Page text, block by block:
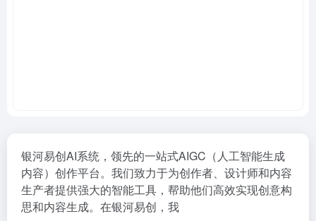
银河易创AI系统，领先的一站式AIGC（人工智能生成
内容）创作平台。我们致力于为创作者、设计师和内容
生产者提供强大的智能工具，帮助他们高效实现创意构
思和内容生成。在银河易创，我